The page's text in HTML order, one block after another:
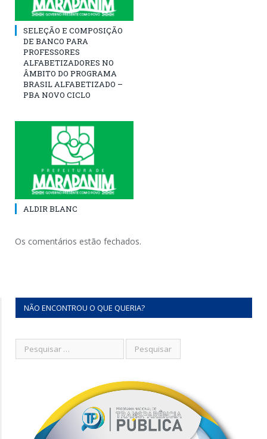
SELEÇÃO E COMPOSIÇÃO
DE BANCO PARA
PROFESSORES
ALFABETIZADORES NO
ÂMBITO DO PROGRAMA
BRASIL ALFABETIZADO –
PBA NOVO CICLO
ALDIR BLANC
Os comentários estão fechados.
NÃO ENCONTROU O QUE QUERIA?